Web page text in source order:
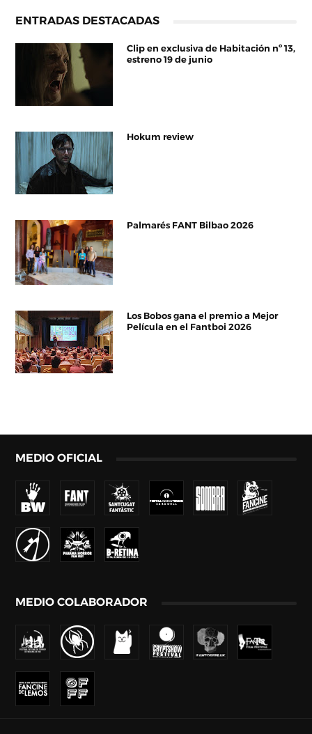
ENTRADAS DESTACADAS
Clip en exclusiva de Habitación nº 13,
estreno 19 de junio
Hokum review
Palmarés FANT Bilbao 2026
Los Bobos gana el premio a Mejor
Película en el Fantboi 2026
MEDIO OFICIAL
MEDIO COLABORADOR